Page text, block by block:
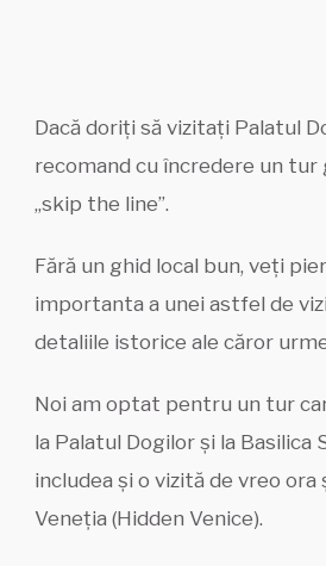
Dacă doriți să vizitați Palatul
recomand cu încredere un
„skip the line”.
Fără un ghid local bun, veți
importanta a unei astfel de
detaliile istorice ale căror
Noi am optat pentru un tur
la Palatul Dogilor și la Basilica
includea și o vizită de vreo
Veneția (Hidden Venice).